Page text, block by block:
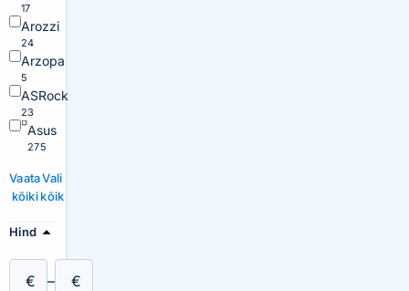
17
Arozzi
24
Arzopa
5
ASRock
23
Asus
275
Vaata
kõiki
Vali
kõik
Hind
€ – €